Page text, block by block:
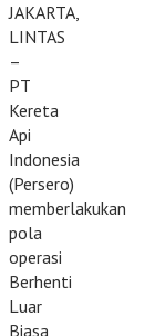
JAKARTA,
LINTAS
–
PT
Kereta
Api
Indonesia
(Persero)
memberlakukan
pola
operasi
Berhenti
Luar
Biasa